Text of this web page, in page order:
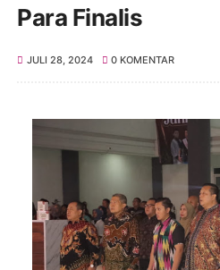
Para Finalis
JULI 28, 2024 0 KOMENTAR